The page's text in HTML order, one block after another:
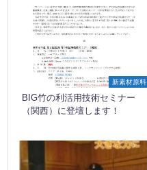
新素材原料
BIG竹の利活用技術セミナー
（関西）に登壇します！